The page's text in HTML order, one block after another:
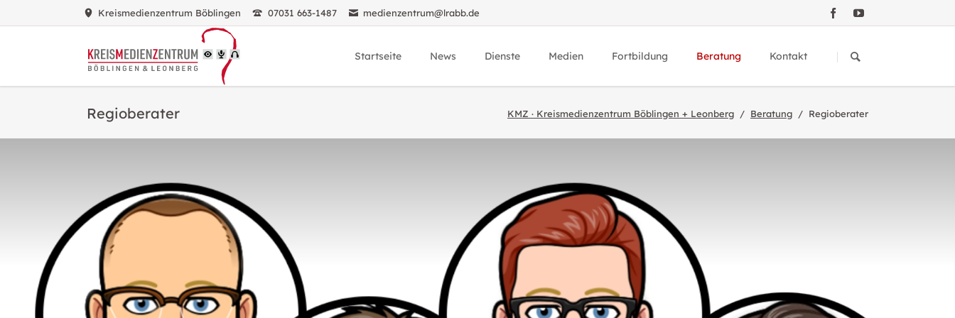
Kreismedienzentrum Böblingen 07031 663-1487 medienzentrum@lrabb.de
überspringen
Startseite News Dienste
SESAM
Taskcards
Actionbound
LernMax
Pexip
Threema
Medienrecherche
Registrierungsseite
Medien
Unsere Medien
KMZ Mediathek
Kurierdienst
Fortbildung
Medienwerkstatt
Lehrerzimmer
Beratung
Medienpädagogische Beratung
Kontakt
Regioberater KMZ · Kreismedienzentrum Böblingen + Leonberg Beratung Regioberater